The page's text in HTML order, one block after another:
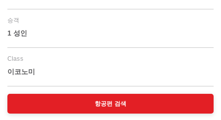
승객
1 성인
Class
이코노미
항공편 검색